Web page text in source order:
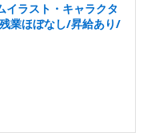
イラスト・キャラクタ
業ほぼなし/昇給あり/